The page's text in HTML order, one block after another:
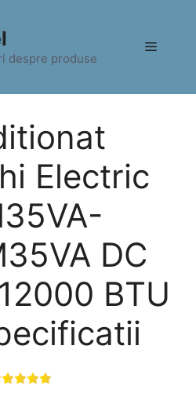
despre produse
Meniu
Electric
DC
BTU